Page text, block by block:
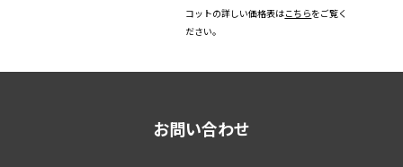
コットの詳しい価格表はこちらをご覧く
ださい。
お問い合わせ